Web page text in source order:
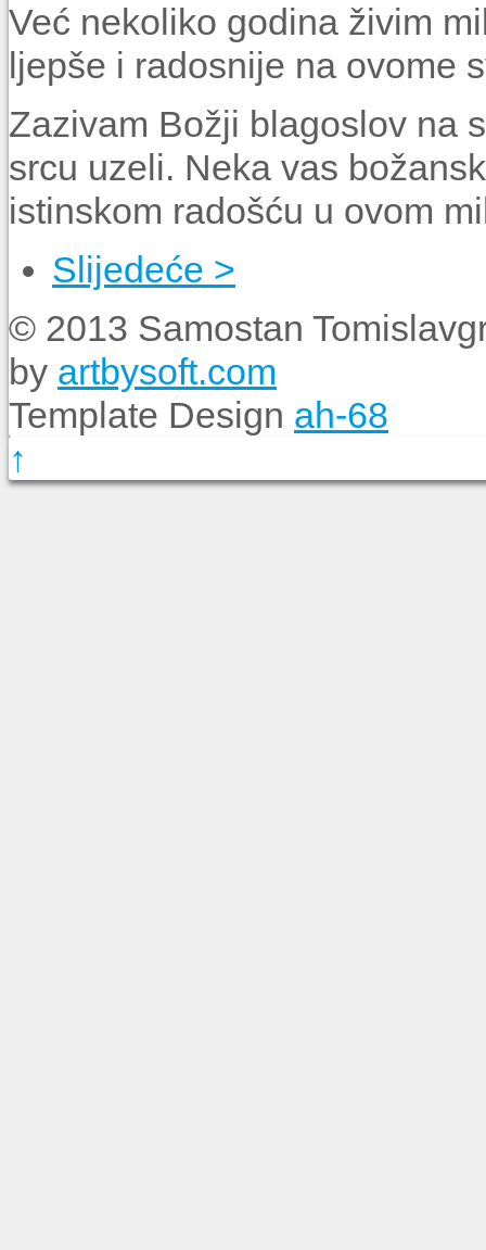
Već nekoliko godina živim
ljepše i radosnije na ovome
Zazivam Božji blagoslov na
srcu uzeli. Neka vas
istinskom radošću u ovom
Slijedeće >
© 2013 Samostan
by artbysoft.com
Template Design ah-68
↑